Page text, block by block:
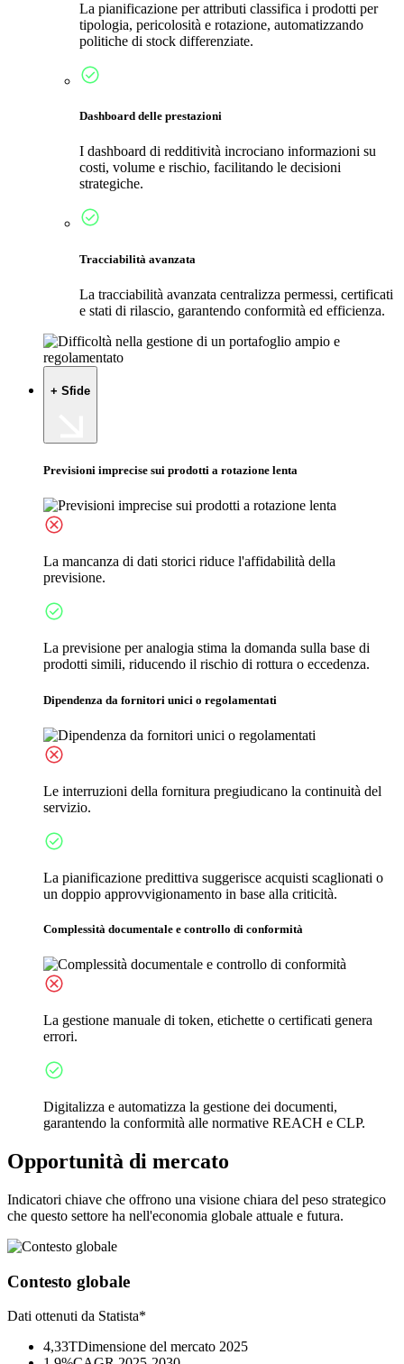
La pianificazione per attributi classifica i prodotti per
tipologia, pericolosità e rotazione, automatizzando
politiche di stock differenziate.
Dashboard delle prestazioni
I dashboard di redditività incrociano informazioni su
costi, volume e rischio, facilitando le decisioni
strategiche.
Tracciabilità avanzata
La tracciabilità avanzata centralizza permessi, certificati
e stati di rilascio, garantendo conformità ed efficienza.
+ Sfide
Previsioni imprecise sui prodotti a rotazione lenta
La mancanza di dati storici riduce l'affidabilità della
previsione.
La previsione per analogia stima la domanda sulla base di
prodotti simili, riducendo il rischio di rottura o eccedenza.
Dipendenza da fornitori unici o regolamentati
Le interruzioni della fornitura pregiudicano la continuità del
servizio.
La pianificazione predittiva suggerisce acquisti scaglionati o
un doppio approvvigionamento in base alla criticità.
Complessità documentale e controllo di conformità
La gestione manuale di token, etichette o certificati genera
errori.
Digitalizza e automatizza la gestione dei documenti,
garantendo la conformità alle normative REACH e CLP.
Opportunità di mercato
Indicatori chiave che offrono una visione chiara del peso strategico
che questo settore ha nell'economia globale attuale e futura.
Contesto globale
Dati ottenuti da Statista*
4,33TDimensione del mercato 2025